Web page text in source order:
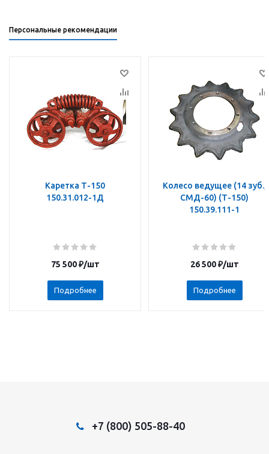
Персональные рекомендации
Каретка Т-150
150.31.012-1Д
75 500₽/шт
Подробнее
Колесо ведущее (14 зуб.,
СМД-60) (Т-150)
150.39.111-1
26 500₽/шт
Подробнее
+7 (800) 505-88-40